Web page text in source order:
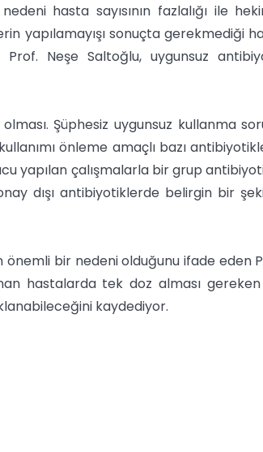
hasta sayısının fazlalığı ile
yapılamayışı sonuçta gerekmediği
Prof. Neşe Saltoğlu, uygunsuz
Şüphesiz uygunsuz kullanma
önleme amaçlı bazı
yapılan çalışmalarla bir grup
dışı antibiyotiklerde belirgin bir
bir nedeni olduğunu ifade eden
hastalarda tek doz alması
kaydediyor.